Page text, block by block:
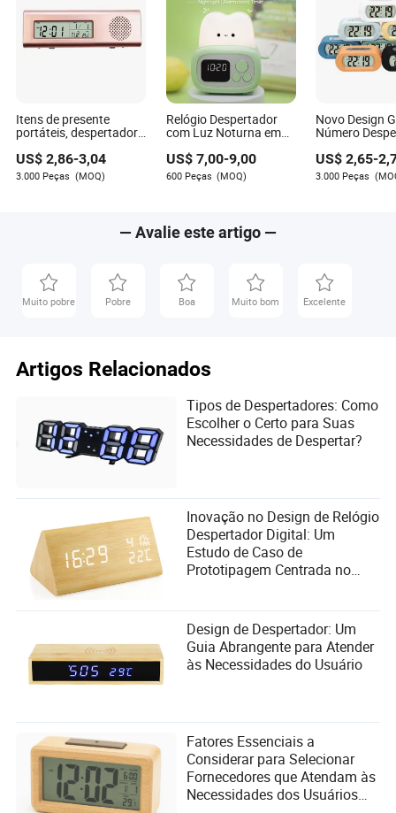
Itens de presente
portáteis, despertador,
rádio FM e temperatura
US$2,86-3,04
3.000 Peças (MOQ)
Relógio Despertador
com Luz Noturna em
Fofa 3-in-1 Ome Clock
US$ 7,00-9,00
600 Peças (MOQ)
Novo Design
Número
Digital Item
para Amigos
US$2,65-
3.000 Peças
— Avalie este artigo —
Muito pobre Pobre Boa Muito bom Excelente
Artigos Relacionados
Tipos de Despertadores: Como
Escolher o Certo para Suas
Necessidades de Despertar?
Inovação no Design de Relógio
Despertador Digital: Um
Estudo de Caso de
Prototipagem Centrada no
Design de Despertador: Um
Guia Abrangente para Atender
às Necessidades do Usuário
Fatores Essenciais a
Considerar para Selecionar
Fornecedores que Atendam às
Necessidades dos Usuários